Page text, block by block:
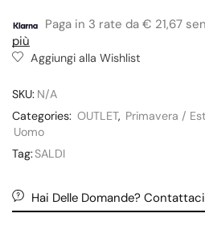
Paga in 3 rate da € 21,67
più
Aggiungi alla Wishlist
SKU: N/A
Categories: OUTLET, Primavera /
Uomo
Tag:SALDI
Hai Delle Domande?